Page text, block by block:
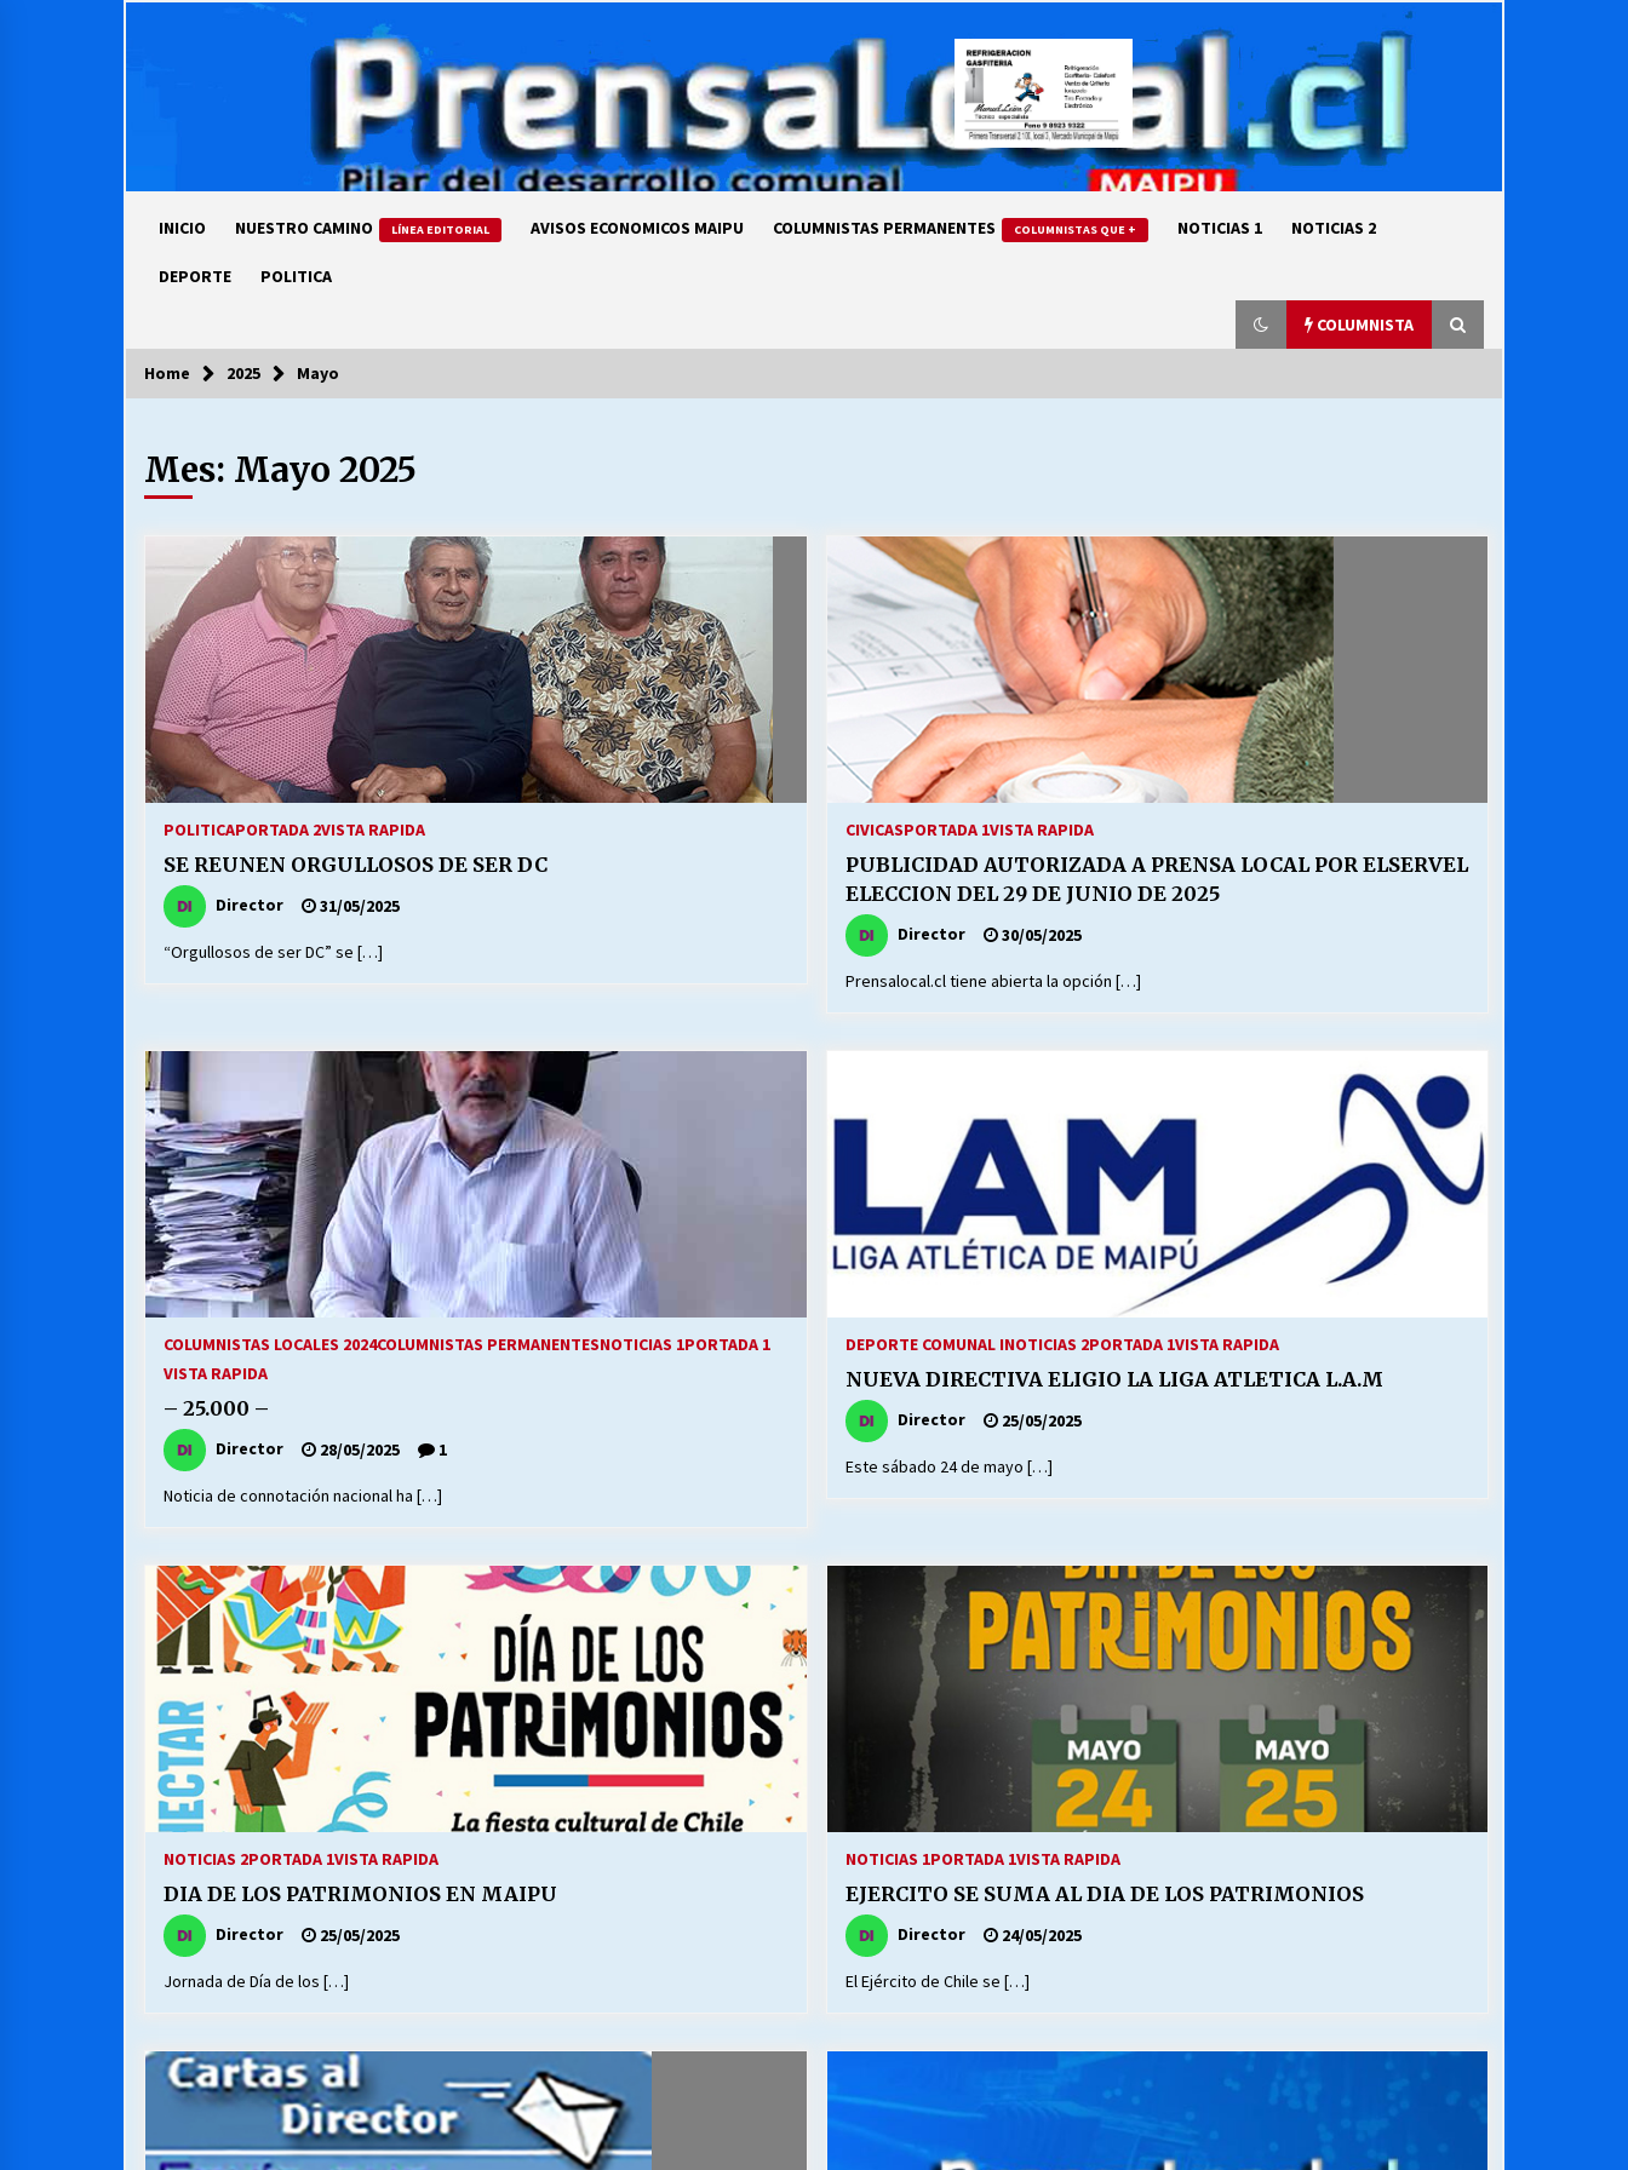
INICIO NUESTRO CAMINO LÍNEA EDITORIAL AVISOS ECONOMICOS MAIPU COLUMNISTAS PERMANENTES COLUMNISTAS QUE + NOTICIAS 1 NOTICIAS 2
DEPORTE POLITICA
COLUMNISTA
COLUMNISTA
Ya se ordenaron las cuentas de
luz… ¿Y cuándo van a bajar?
MUNICIPALIDAD, TRABAJADORES,
CLIMA LABORAL:
13/07/2026
Escuela hospitalaria El Carmen de
25/06/2026
¿Qué habrían dicho?
23/06/2026
VOLVER A SER ALTERNATIVA
16/06/2026
MUNICIPALIDADES, HONORARIOS,
DESPIDOS
28/05/2026
Releyendo la Rerum Novarum a 135
años. “La cuestión social hoy”.
16/05/2026
S.O.S. a los ricos, Save Our Souls
30/04/2026
¿Asesores con doble sueldo? Chile y sus segmentos de la riqueza
Home 2025 Mayo
Mes: Mayo 2025
POLITICAPORTADA 2VISTA RAPIDA
SE REUNEN ORGULLOSOS DE SER DC
Director 31/05/2025
“Orgullosos de ser DC” se […]
CIVICASPORTADA 1VISTA RAPIDA
PUBLICIDAD AUTORIZADA A PRENSA LOCAL POR ELSERVEL
ELECCION DEL 29 DE JUNIO DE 2025
Director 30/05/2025
Prensalocal.cl tiene abierta la opción […]
COLUMNISTAS LOCALES 2024COLUMNISTAS PERMANENTESNOTICIAS 1PORTADA 1
VISTA RAPIDA
– 25.000 –
Director 28/05/2025 1
Noticia de connotación nacional ha […]
DEPORTE COMUNAL INOTICIAS 2PORTADA 1VISTA RAPIDA
NUEVA DIRECTIVA ELIGIO LA LIGA ATLETICA L.A.M
Director 25/05/2025
Este sábado 24 de mayo […]
NOTICIAS 2PORTADA 1VISTA RAPIDA
DIA DE LOS PATRIMONIOS EN MAIPU
Director 25/05/2025
Jornada de Día de los […]
NOTICIAS 1PORTADA 1VISTA RAPIDA
EJERCITO SE SUMA AL DIA DE LOS PATRIMONIOS
Director 24/05/2025
El Ejército de Chile se […]